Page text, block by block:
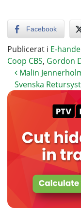
Facebook
Publicerat i E-
Coop CBS, Gordon
Malin
Svenska